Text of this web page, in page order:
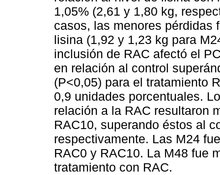
1,05% (2,61 y 1,80 kg,
casos, las menores pérdidas
lisina (1,92 y 1,23 kg para
inclusión de RAC afectó el
en relación al control
(P<0,05) para el tratamiento
0,9 unidades porcentuales.
relación a la RAC resultaron
RAC10, superando éstos al
respectivamente. Las M24
RAC0 y RAC10. La M48 fue
tratamiento con RAC.